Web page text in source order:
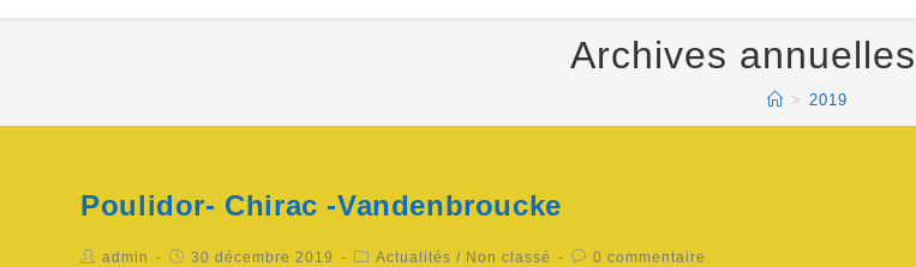
Archives
> 2019
Poulidor- Chirac -Vandenbroucke
admin 30 décembre 2019 Actualités / Non classé 0 commentaire